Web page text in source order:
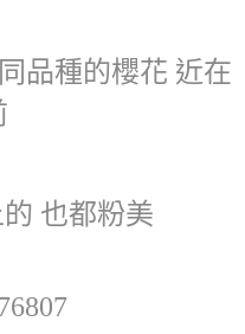
品種的櫻花 近在
也都粉美